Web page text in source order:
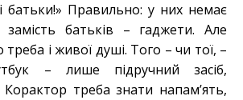
батьки!» Правильно: у них немає
батьків – гаджети. Але
і живої душі. Того – чи тої, –
– лише підручний засіб,
треба знати напам’ять,